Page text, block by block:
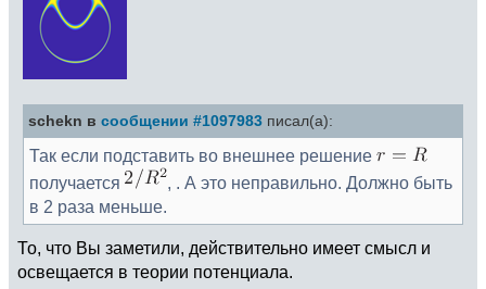
schekn в сообщении #1097983 писал(а):
Так если подставить во внешнее решение
получается
, . А это неправильно. Должно быть
в 2 раза меньше.
То, что Вы заметили, действительно имеет смысл и
освещается в теории потенциала.